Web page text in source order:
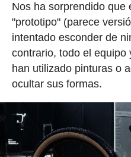
Nos ha sorprendido que
"prototipo" (parece
intentado esconder de
contrario, todo el equipo
han utilizado pinturas o
ocultar sus formas.